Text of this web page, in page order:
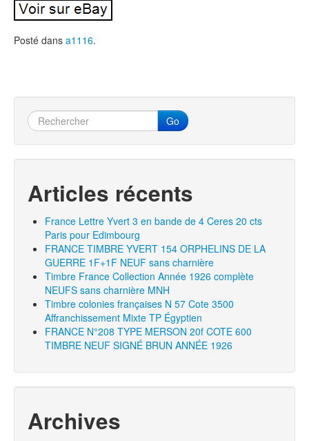
Posté dans a1116.
Go
Articles récents
France Lettre Yvert 3 en bande de 4 Ceres 20 cts
Paris pour Edimbourg
FRANCE TIMBRE YVERT 154 ORPHELINS DE LA
GUERRE 1F+1F NEUF sans charnière
Timbre France Collection Année 1926 complète
NEUFS sans charnière MNH
Timbre colonies françaises N 57 Cote 3500
Affranchissement Mixte TP Égyptien
FRANCE N°208 TYPE MERSON 20f COTE 600
TIMBRE NEUF SIGNÉ BRUN ANNÉE 1926
Archives